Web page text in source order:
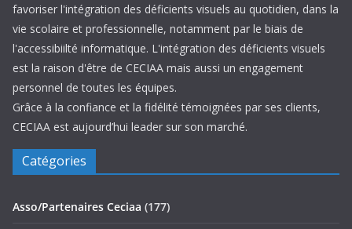
favoriser l'intégration des déficients visuels au quotidien, dans la
vie scolaire et professionnelle, notamment par le biais de
l'accessibiilté informatique. L'intégration des déficients visuels
est la raison d'être de CECIAA mais aussi un engagement
personnel de toutes les équipes.
Grâce à la confiance et la fidélité témoignées par ses clients,
CECIAA est aujourd’hui leader sur son marché.
Catégories
Asso/Partenaires Ceciaa (177)